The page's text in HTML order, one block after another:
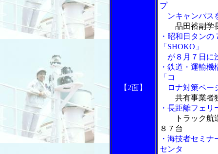
【2面】
プ
ンキャンパス
品田裕副学
・昭和日タン
「SHOKO」
が８月７日に
・鉄道・運輸
「コ
ロナ対策ペー
共有事業者
・長距離フェ
トラック
８７台
・海技者セミ
センタ